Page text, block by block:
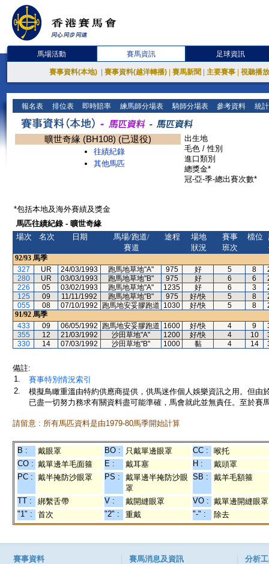
馬場活動 賽馬資訊 足球資訊
賽事資料(本地) 賽事資料(越洋轉播) 賽馬新聞 主要賽事 視聽播
報名表 排位表 即時賠率 練馬師分場表 騎師分場表 參考資料 統
曠世奇緣 (BH108) (已退役)
往績紀錄
其他馬匹
出生地
毛色 / 性別
進口類別
總獎金*
冠-亞-季-總出賽次數*
*包括本地及海外賽績及獎金
馬匹往績紀錄 - 曠世奇緣
場次
名次 日期
馬場/跑道/
賽道
途程
場地
狀況
賽事
班次
檔位
92/93 馬季
327
UR 24/03/1993 跑馬地草地"A" 975 好 5 8
280
UR 03/03/1993 跑馬地草地"B" 975 好 6 6
226
05 03/02/1993 跑馬地草地"A" 1235 好 6 3
125
09 11/11/1992 跑馬地草地"B" 975 好/快 5 8
055
08 07/10/1992 跑馬地安妥膠跑道 1030 好/快 5 8
91/92 馬季
433
09 06/05/1992 跑馬地安妥膠跑道 1600 好/快 4 9
355
12 21/03/1992 沙田草地"A" 1200 好/快 4 10
330
14 07/03/1992 沙田草地"B" 1000 黏 4 14
備註:
1.
賽事特別情況索引
2.
模擬鳥瞰重溫由特約供應商提供，供馬迷作個人娛樂資訊之用。但
已盡一切努力務求有關資料盡可能準確，馬會就此並無責任。至於賽
請留意 : 所有馬匹資料是由1979-80馬季開始計算
B : 戴眼罩 BO : 只戴單邊眼罩 CC :
喉托
CO : 戴單邊羊毛面箍 E : 戴耳塞 H :
戴頭罩
PC : 戴半掩防沙眼罩 PS :
戴單邊半掩防沙眼
罩
SB : 戴羊毛額箍
TT : 綁繫舌帶 V : 戴開縫眼罩 VO : 戴單邊開縫眼罩
"1" :
首次 "2" : 重戴 "-" : 除去
賽事資料 賽馬消息及資訊 分析